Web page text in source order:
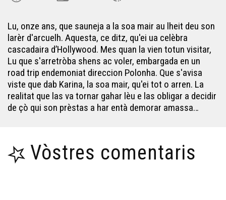
Lu, onze ans, que sauneja a la soa mair au lheit deu son
larèr d'arcuelh. Aquesta, ce ditz, qu'ei ua celèbra
cascadaira d’Hollywood. Mes quan la vien totun visitar,
Lu que s'arretròba shens ac voler, embargada en un
road trip endemoniat direccion Polonha. Que s'avisa
viste que dab Karina, la soa mair, qu'ei tot o arren. La
realitat que las va tornar gahar lèu e las obligar a decidir
de çò qui son prèstas a har entà demorar amassa…
Vòstres comentaris